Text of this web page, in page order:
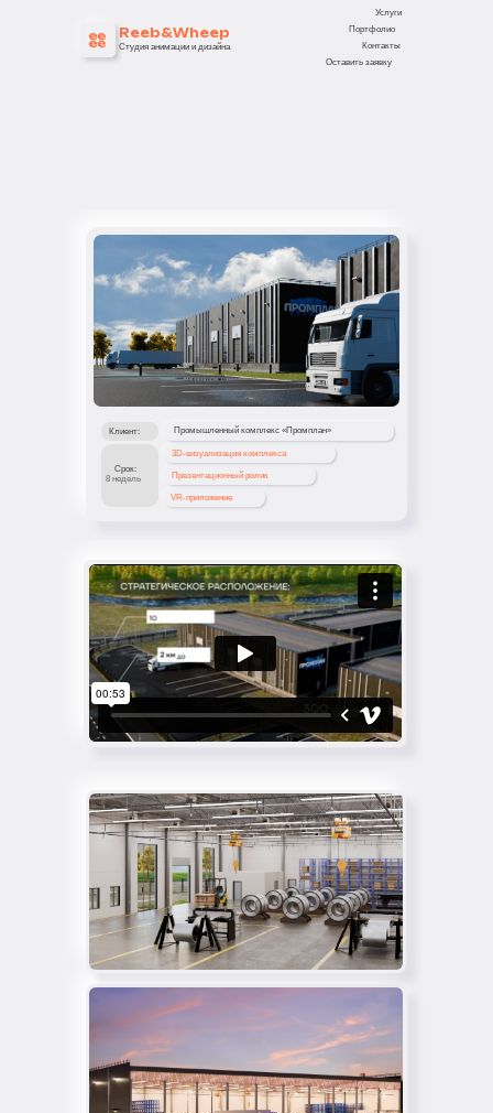
Услуги
Контакты
Портфолио
Оставить заявку
Reeb&Wheep
Студия анимации и дизайна
8 недель
Срок:
Клиент:
VR-приложение
Презентационный ролик
3D-визуализация комплекса
Промышленный комплекс «Промплан»